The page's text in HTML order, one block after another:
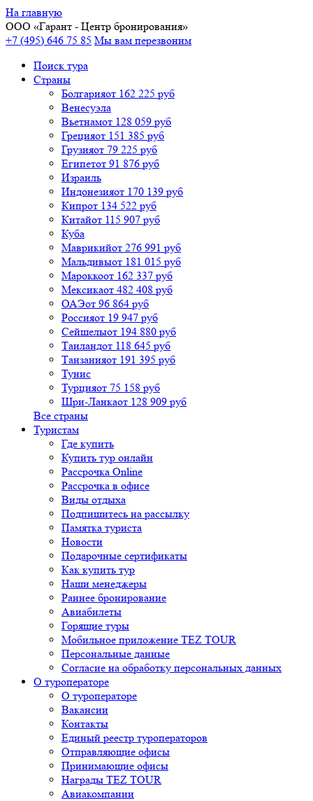
На главную
ООО «Гарант - Центр бронирования»
+7 (495) 646 75 85 Мы вам перезвоним
Поиск тура
Cтраны
Болгарияот 162 225 руб
Венесуэла
Вьетнамот 128 059 руб
Грецияот 151 385 руб
Грузияот 79 225 руб
Египетот 91 876 руб
Израиль
Индонезияот 170 139 руб
Кипрот 134 522 руб
Китайот 115 907 руб
Куба
Маврикийот 276 991 руб
Мальдивыот 181 015 руб
Мароккоот 162 337 руб
Мексикаот 482 408 руб
ОАЭот 96 864 руб
Россияот 19 947 руб
Сейшелыот 194 880 руб
Таиландот 118 645 руб
Танзанияот 191 395 руб
Тунис
Турцияот 75 158 руб
Шри-Ланкаот 128 909 руб
Все страны
Туристам
Где купить
Купить тур онлайн
Рассрочка Online
Рассрочка в офисе
Виды отдыха
Подпишитесь на рассылку
Памятка туриста
Новости
Подарочные сертификаты
Как купить тур
Наши менеджеры
Раннее бронирование
Авиабилеты
Горящие туры
Мобильное приложение TEZ TOUR
Персональные данные
Согласие на обработку персональных данных
О туроператоре
О туроператоре
Вакансии
Контакты
Единый реестр туроператоров
Отправляющие офисы
Принимающие офисы
Награды TEZ TOUR
Авиакомпании